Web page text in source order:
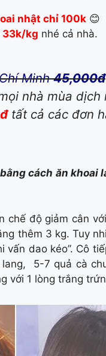
nhật chỉ 100k😊
33k/kg nhé cả nhà.
Minh45,000đ
nhà mùa dịch
tất cả các đơn
cách ăn khoai
chế độ giảm cân
thêm 3 kg. Tuy
dao kéo”. Cô
5-7 quả cà
1 lòng trắng